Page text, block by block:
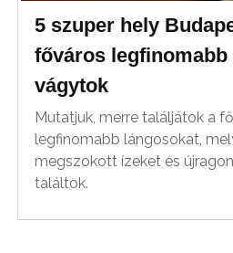
5 szuper hely
főváros
vágytok
Mutatjuk, merre találjátok a
legfinomabb lángosokat,
megszokott ízeket és
találtok.